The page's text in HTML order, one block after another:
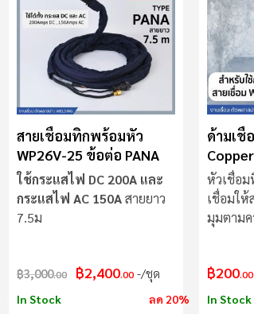
สายเชื่อมทิกพร้อมหัว
WP26V-25 ข้อต่อ PANA
ใช้กระแสไฟ DC 200A และ
กระแสไฟ AC 150Aสายยาว
7.5ม
฿3,000.00 ฿2,400.00 /ชุด
In Stock ลด 20%
ด้ามเชื่
หัวเชื่อ
เชื่อมให้
มุมตามค
฿200.00
In Stock